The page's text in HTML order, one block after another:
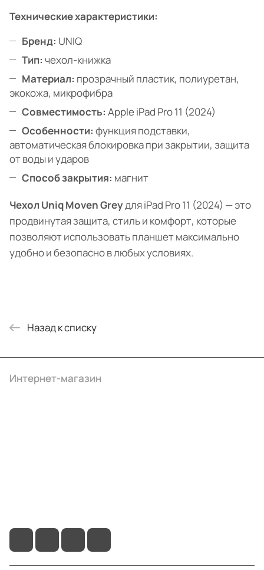
Технические характеристики:
Бренд: UNIQ
Тип: чехол-книжка
Материал: прозрачный пластик, полиуретан,
экокожа, микрофибра
Совместимость: Apple iPad Pro 11 (2024)
Особенности: функция подставки,
автоматическая блокировка при закрытии, защита
от воды и ударов
Способ закрытия: магнит
Чехол Uniq Moven Greyдля iPad Pro 11 (2024) — это
продвинутая защита, стиль и комфорт, которые
позволяют использовать планшет максимально
удобно и безопасно в любых условиях.
Назад к списку
Интернет-магазин